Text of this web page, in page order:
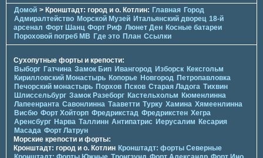
Домой > Кронштадт: город и о. Котлин: Главная Город
Адмиралтейство Морской Музей Итальянский дворец 18-й
арсенал Форт Шанц Форт Риф Люнет Ден Косные батареи
Пороховой погреб МВ Где это План Ссылки
Сухопутные форты и крепости:
Выборг Гатчина Замок Бип Ивангород Изборск Кексгольм
Кирилловский Монастырь Копорье Новгород Петропавловка
Печорcкий монастырь Порхов Псков Старая Ладога Тихвин
Шлиссельбург Замок Разеборг Кастельхольм Кюменлинна
Лапеенранта Савонлинна Тааветти Турку Хамина Хямеенлинна
Висбю Форт Хойторп Фредрикстад Фредрикстен Хегра
Аренсбург Нарва Таллинн Антипатрис Иерусалим Кесария
Масада Форт Латрун
Морские крепости и форты:
Кронштадт: город и о. Котлин Кронштадт: форты Северные